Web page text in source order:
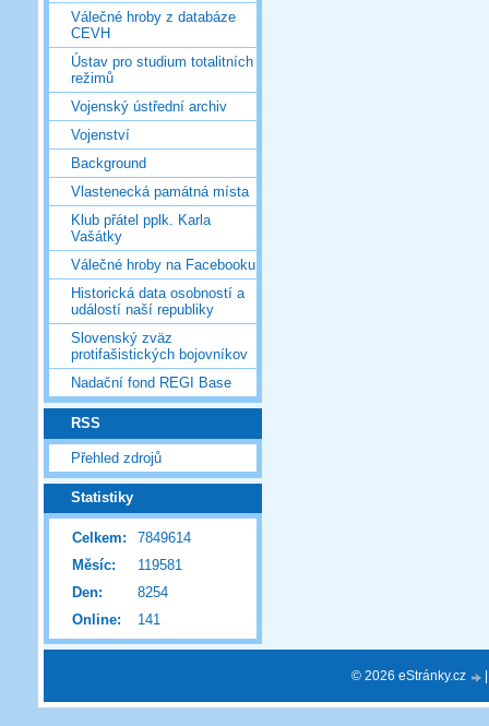
Válečné hroby z databáze
CEVH
Ústav pro studium totalitních
režimů
Vojenský ústřední archiv
Vojenství
Background
Vlastenecká památná místa
Klub přátel pplk. Karla
Vašátky
Válečné hroby na Facebooku
Historická data osobností a
událostí naší republiky
Slovenský zväz
protifašistických bojovníkov
Nadační fond REGI Base
RSS
Přehled zdrojů
Statistiky
Online: 141
Celkem:
7849614
Měsíc:
119581
Den:
8254
© 2026 eStránky.cz